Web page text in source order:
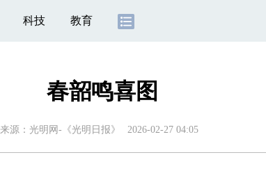
科技 教育
春韶鸣喜图
来源： 光明网-《光明日报》 2026-02-27 04:05